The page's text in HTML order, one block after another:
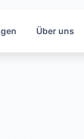
Über uns